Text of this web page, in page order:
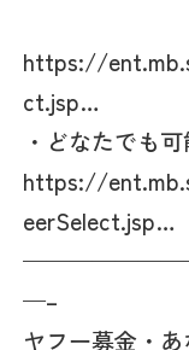
https://
ct.jsp…
・どなたでも
https://
eerSelect.jsp…
—–
ヤフー募金・